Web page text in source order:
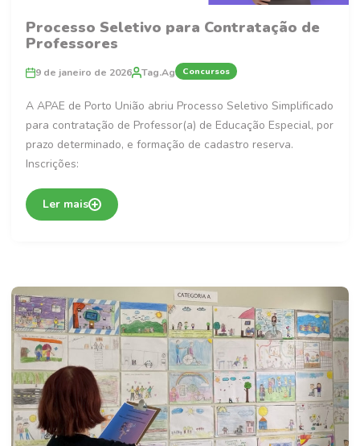
Processo Seletivo para Contratação de
Professores
9 de janeiro de 2026 Tag.Ag Concursos
A APAE de Porto União abriu Processo Seletivo Simplificado
para contratação de Professor(a) de Educação Especial, por
prazo determinado, e formação de cadastro reserva.
Inscrições:
Ler mais